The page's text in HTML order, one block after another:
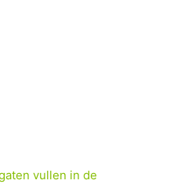
vullen in de